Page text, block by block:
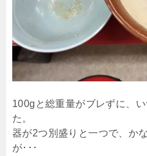
100gと総重量がブレずに、
た。
器が2つ別盛りと一つで、か
が･･･